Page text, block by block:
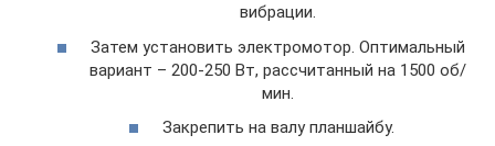
вибрации.
Затем установить электромотор. Оптимальный
вариант – 200-250 Вт, рассчитанный на 1500 об/
мин.
Закрепить на валу планшайбу.